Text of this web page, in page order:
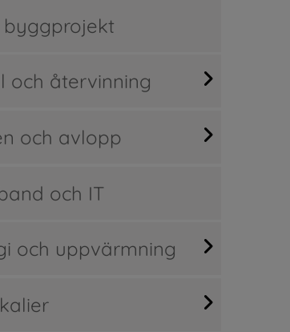
byggprojekt
och återvinning
och avlopp
och IT
och uppvärmning